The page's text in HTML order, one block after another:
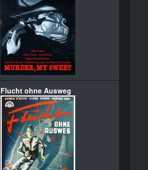
Flucht ohne Ausweg